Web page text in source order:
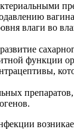
влаги во
функции